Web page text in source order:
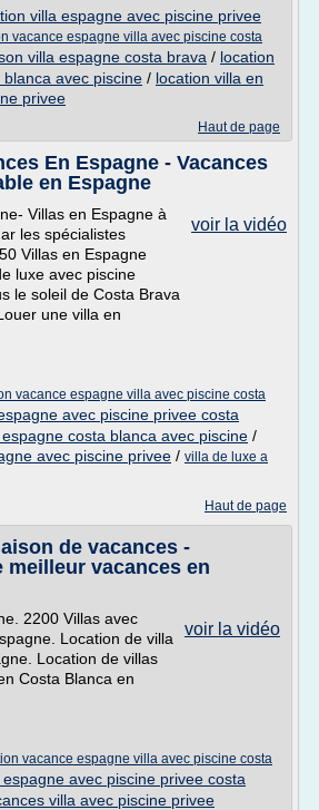
villa espagne avec piscine privee
vacance espagne villa avec piscine costa
villa espagne costa brava / location
avec piscine / location villa en
privee
Haut de page
En Espagne - Vacances
en Espagne
voir la vidéo
Villas en Espagne à
les spécialistes
Villas en Espagne
luxe avec piscine
le soleil de Costa Brava
une villa en
vacance espagne villa avec piscine costa
avec piscine privee costa
costa blanca avec piscine /
avec piscine privee / villa de luxe a
Haut de page
de vacances -
meilleur vacances en
voir la vidéo
2200 Villas avec
Location de villa
Location de villas
Costa Blanca en
vacance espagne villa avec piscine costa
avec piscine privee costa
villa avec piscine privee